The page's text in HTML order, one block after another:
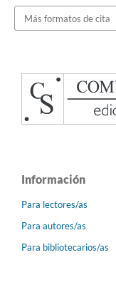
Más formatos de cita
Información
Para lectores/as
Para autores/as
Para bibliotecarios/as